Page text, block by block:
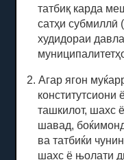
татбиқ карда
сатҳи субмиллӣ
худидораи
2. Агар ягон
конститутсиони
ташкилот, шахс
шавад,
ва татбиќи
шахс ё њолати